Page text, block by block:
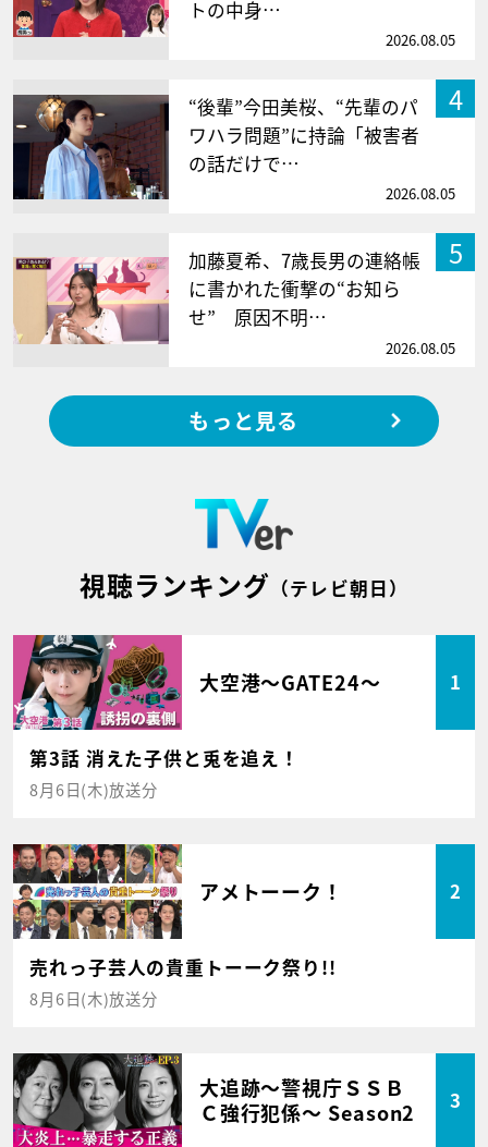
トの中身…
2026.08.05
4
“後輩”今田美桜、“先輩のパ
ワハラ問題”に持論「被害者
の話だけで…
2026.08.05
5
加藤夏希、7歳長男の連絡帳
に書かれた衝撃の“お知ら
せ” 原因不明…
2026.08.05
もっと見る
視聴ランキング （テレビ朝日）
大空港～GATE24～ 1
第3話 消えた子供と兎を追え！
8月6日(木)放送分
アメトーーク！ 2
売れっ子芸人の貴重トーーク祭り!!
8月6日(木)放送分
大追跡～警視庁ＳＳＢ
Ｃ強行犯係～ Season2
3